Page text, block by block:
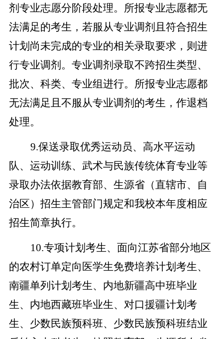
剂专业志愿分阶段处理。所报专业志愿都无
法满足的考生，若服从专业调剂且符合招生
计划尚未完成的专业的相关录取要求，则进
行专业调剂。专业调剂录取不跨招生类型、
批次、科类、专业组进行。所报专业志愿都
无法满足且不服从专业调剂的考生，作退档
处理。
9.保送录取优秀运动员、高水平运动
队、运动训练、武术与民族传统体育专业等
录取办法依据教育部、生源省（直辖市、自
治区）招生主管部门规定和我校本年度相应
招生简章执行。
10.专项计划考生、面向江苏省部分地区
的农村订单定向医学生免费培养计划考生、
南疆单列计划考生、内地新疆高中班毕业
生、内地西藏班毕业生、对口援疆计划考
生、少数民族预科班、少数民族预科班结业